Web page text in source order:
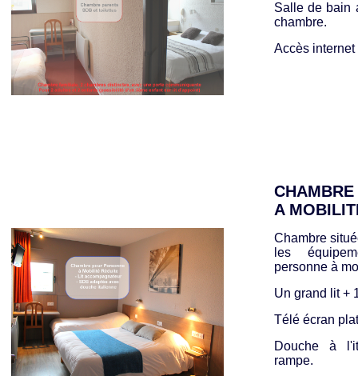
Salle de bain
chambre.
Accès
A
Chambre
les
personne à
Un grand lit +
Télé écran
Douche à
rampe.